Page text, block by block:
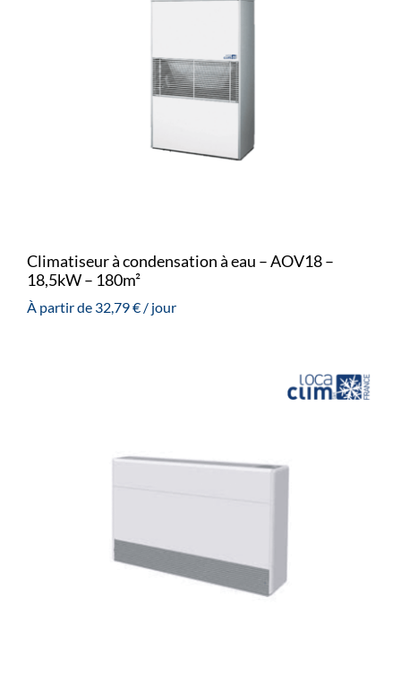
Climatiseur à condensation à eau – AOV18 –
18,5kW – 180m²
À partir de 32,79€/ jour